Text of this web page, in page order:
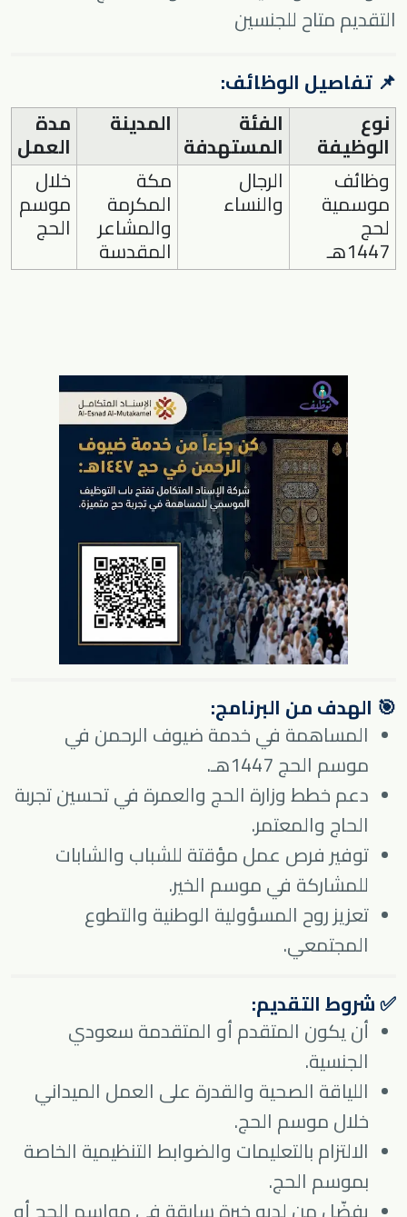
التقديم متاح للجنسين
📌 تفاصيل الوظائف:
نوع
الوظيفة
الفئة
المستهدفة
المدينة مدة
العمل
وظائف
موسمية
لحج
1447هـ
الرجال
والنساء
مكة
المكرمة
والمشاعر
المقدسة
خلال
موسم
الحج
🎯 الهدف من البرنامج:
المساهمة في خدمة ضيوف الرحمن في
موسم الحج 1447هـ.
دعم خطط وزارة الحج والعمرة في تحسين تجربة
الحاج والمعتمر.
توفير فرص عمل مؤقتة للشباب والشابات
للمشاركة في موسم الخير.
تعزيز روح المسؤولية الوطنية والتطوع
المجتمعي.
✅ شروط التقديم:
أن يكون المتقدم أو المتقدمة سعودي
الجنسية.
اللياقة الصحية والقدرة على العمل الميداني
خلال موسم الحج.
الالتزام بالتعليمات والضوابط التنظيمية الخاصة
بموسم الحج.